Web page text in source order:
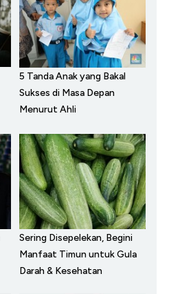
5 Tanda Anak yang Bakal
Sukses di Masa Depan
Menurut Ahli
Sering Disepelekan, Begini
Manfaat Timun untuk Gula
Darah & Kesehatan